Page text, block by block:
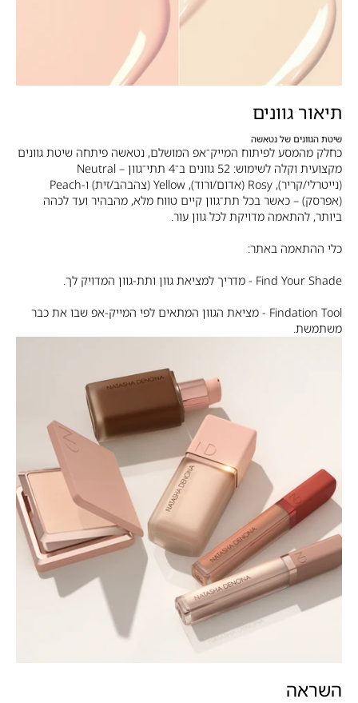
תיאור גוונים
שיטת הגוונים של נטאשה
כחלק מהמסע לפיתוח המייק־אפ המושלם, נטאשה פיתחה שיטת גוונים
מקצועית וקלה לשימוש: 52 גוונים ב־4 תתי־גוון – Neutral
(נייטרלי/קריר), Rosy (אדום/ורוד), Yellow (צהבהב/זית) ו-Peach
(אפרסק) – כאשר בכל תת־גוון קיים טווח מלא, מהבהיר ועד לכהה
ביותר, להתאמה מדויקת לכל גוון עור.
כלי ההתאמה באתר:
Find Your Shade - מדריך למציאת גוון ותת-גוון המדויק לך.
Findation Tool - מציאת הגוון המתאים לפי המייק-אפ שבו את כבר
משתמשת.
השראה